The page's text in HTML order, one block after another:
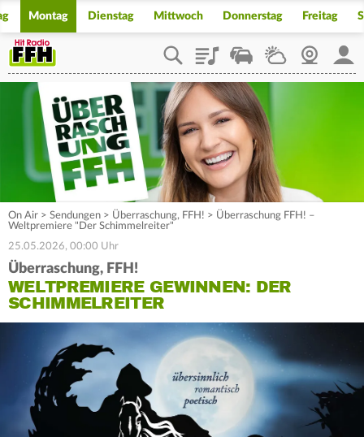
Montag Dienstag Mittwoch Donnerstag Freitag
PlaylistStaupilotWetterWebcam
On Air > Sendungen > Überraschung, FFH! > Überraschung FFH! –
Weltpremiere "Der Schimmelreiter"
25.05.2026, 00:00 Uhr
Überraschung, FFH!
WELTPREMIERE GEWINNEN: DER
SCHIMMELREITER